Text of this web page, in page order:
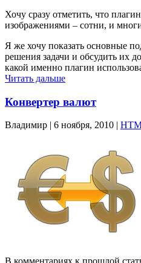
Хочу сразу отметить, что
изображениями – сотни, и
Я же хочу показать основные
решения задачи и обсудить их
какой именно плагин
Читать дальше
Конвертер валют
Владимир | 6 ноября, 2010